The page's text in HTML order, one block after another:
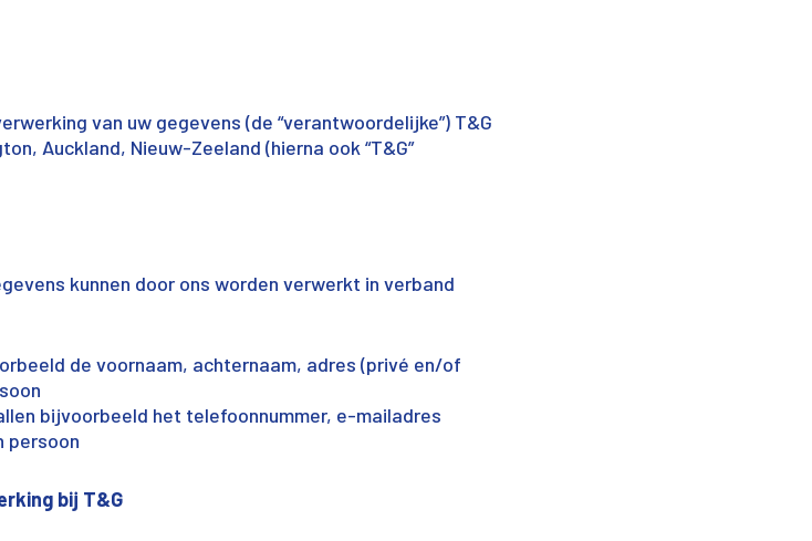
van uw gegevens (de “verantwoordelijke”) T&G
Auckland, Nieuw-Zeeland (hierna ook “T&G”
kunnen door ons worden verwerkt in verband
de voornaam, achternaam, adres (privé en/of
bijvoorbeeld het telefoonnummer, e-mailadres
persoon
bij T&G